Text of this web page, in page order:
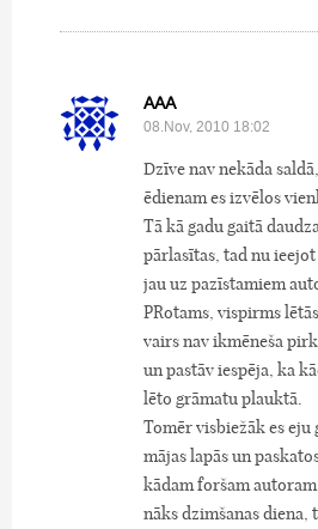
AAA
08.Nov, 2010 18:02
Dzīve nav nekāda
ēdienam es izvēlos
Tā kā gadu gaitā
pārlasītas, tad nu
jau uz pazīstamiem
PRotams, vispirms
vairs nav ikmēneša
un pastāv iespēja, ka
lēto grāmatu plauktā.
Tomēr visbiežāk es
mājas lapās un
kādam foršam
nāks dzimšanas diena,